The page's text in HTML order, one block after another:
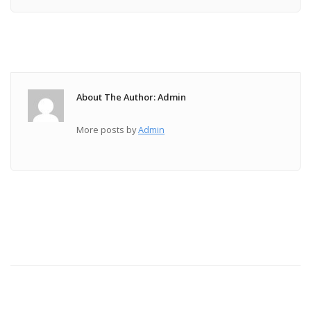
About The Author: Admin
More posts byAdmin